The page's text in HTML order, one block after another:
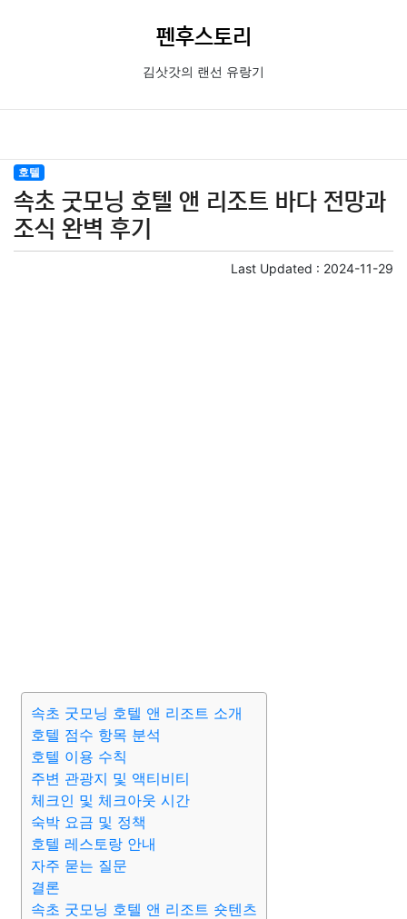
펜후스토리
김삿갓의 랜선 유랑기
호텔
속초 굿모닝 호텔 앤 리조트 바다 전망과
조식 완벽 후기
Last Updated : 2024-11-29
속초 굿모닝 호텔 앤 리조트 소개
호텔 점수 항목 분석
호텔 이용 수칙
주변 관광지 및 액티비티
체크인 및 체크아웃 시간
숙박 요금 및 정책
호텔 레스토랑 안내
자주 묻는 질문
결론
속초 굿모닝 호텔 앤 리조트 숏텐츠